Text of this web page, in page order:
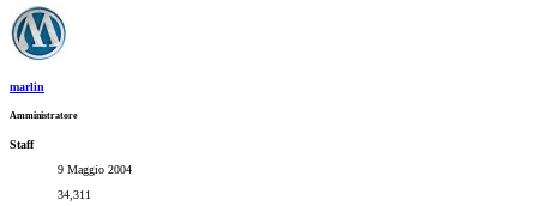
marlin
Amministratore
Staff
9 Maggio 2004
34,311